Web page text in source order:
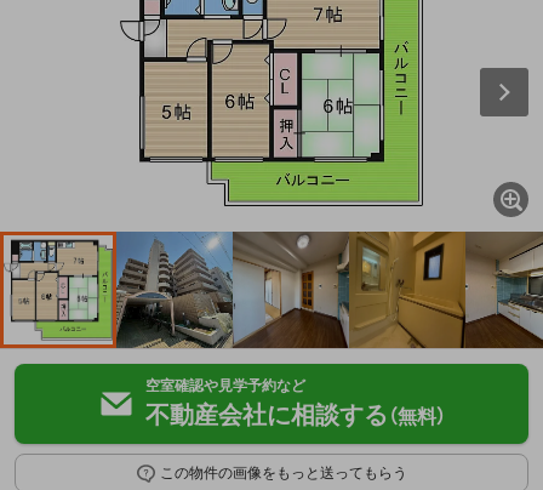
空室確認や見学予約など
不動産会社に相談する （無料）
この物件の画像をもっと送ってもらう